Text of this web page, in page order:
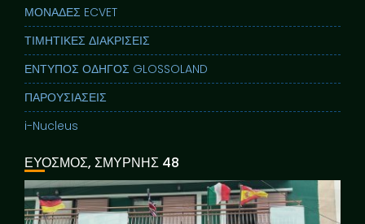
ΜΟΝΑΔΕΣ ECVET
ΤΙΜΗΤΙΚΕΣ ΔΙΑΚΡΙΣΕΙΣ
ΕΝΤΥΠΟΣ ΟΔΗΓΟΣ GLOSSOLAND
ΠΑΡΟΥΣΙΑΣΕΙΣ
i-Nucleus
ΕΥΟΣΜΟΣ, ΣΜΥΡΝΗΣ 48